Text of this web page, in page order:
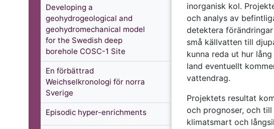
Developing a
geohydrogeological and
geohydromechanical model
for the Swedish deep
borehole COSC-1 Site
En förbättrad
Weichselkronologi för norra
Sverige
Episodic hyper-enrichments
inorganisk kol.
och analys av
detektera
små källvatten till
kunna reda ut hur
land eventuellt
vattendrag.
Projektets resultat
och prognoser, och
klimatsmart och